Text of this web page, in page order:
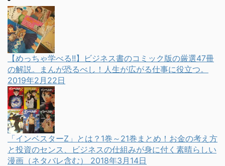
【めっちゃ学べる!!】ビジネス書のコミック版の厳選47冊
の解説。まんが恐るべし！人生が広がる仕事に役立つ。
2019年2月22日
「インベスターZ」とは？1巻～21巻まとめ！お金の考え方
と投資のセンス、ビジネスの仕組みが身に付く素晴らしい
漫画（ネタバレ含む） 2018年3月14日